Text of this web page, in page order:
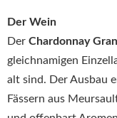
Der Wein
Der Chardonnay
gleichnamigen
alt sind. Der Ausbau
Fässern aus